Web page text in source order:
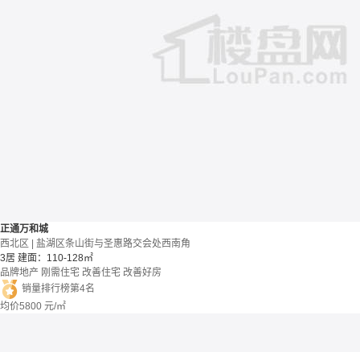
正通万和城
西北区 | 盐湖区条山街与圣惠路交会处西南角
3居 建面：110-128㎡
品牌地产 刚需住宅 改善住宅 改善好房
销量排行榜第4名
均价5800 元/㎡